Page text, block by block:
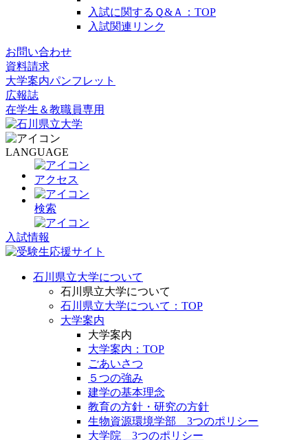
入試に関するＱ&Ａ：TOP
入試関連リンク
お問い合わせ
資料請求
大学案内パンフレット
広報誌
在学生＆教職員専用
LANGUAGE
アクセス
検索
入試情報
石川県立大学について
石川県立大学について
石川県立大学について：TOP
大学案内
大学案内
大学案内：TOP
ごあいさつ
５つの強み
建学の基本理念
教育の方針・研究の方針
生物資源環境学部 3つのポリシー
大学院 3つのポリシー